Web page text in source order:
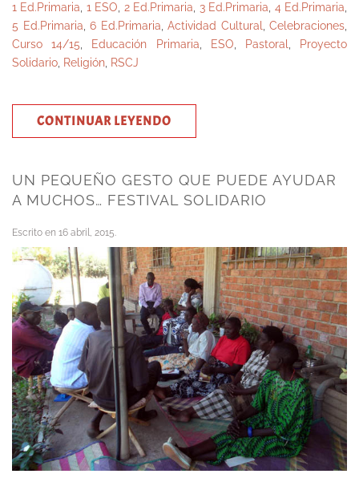
1 Ed.Primaria, 1 ESO, 2 Ed.Primaria, 3 Ed.Primaria, 4 Ed.Primaria,
5 Ed.Primaria, 6 Ed.Primaria, Actividad Cultural, Celebraciones,
Curso 14/15, Educación Primaria, ESO, Pastoral,
Proyecto
Solidario, Religión, RSCJ
CONTINUAR LEYENDO
UN PEQUEÑO GESTO QUE PUEDE AYUDAR
A MUCHOS… FESTIVAL SOLIDARIO
Escrito en 16 abril, 2015.